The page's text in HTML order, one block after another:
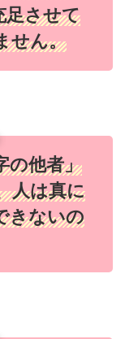
足させて
せん。
の他者」
人は真に
きないの